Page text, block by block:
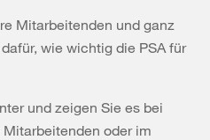
Mitarbeitenden und ganz
wie wichtig die PSA für
und zeigen Sie es bei
oder im